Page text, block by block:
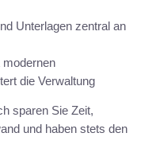
Unterlagen zentral an
die Verwaltung
sparen Sie Zeit,
und haben stets den